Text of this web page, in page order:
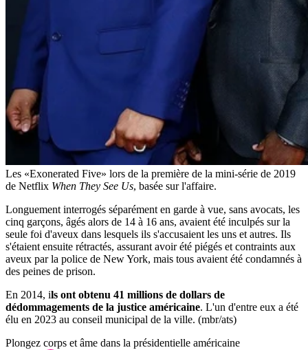
Les «Exonerated Five» lors de la première de la mini-série de 2019
de Netflix When They See Us, basée sur l'affaire.
Longuement interrogés séparément en garde à vue, sans avocats, les
cinq garçons, âgés alors de 14 à 16 ans, avaient été inculpés sur la
seule foi d'aveux dans lesquels ils s'accusaient les uns et autres. Ils
s'étaient ensuite rétractés, assurant avoir été piégés et contraints aux
aveux par la police de New York, mais tous avaient été condamnés à
des peines de prison.
En 2014, ils ont obtenu 41 millions de dollars de
dédommagements de la justice américaine. L'un d'entre eux a été
élu en 2023 au conseil municipal de la ville. (mbr/ats)
Plongez corps et âme dans la présidentielle américaine